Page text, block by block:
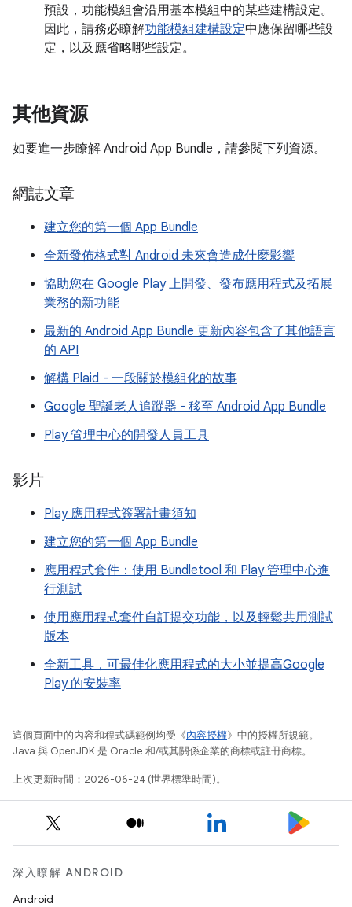
預設，功能模組會沿用基本模組中的某些建構設定。
因此，請務必瞭解功能模組建構設定中應保留哪些設
定，以及應省略哪些設定。
其他資源
如要進一步瞭解 Android App Bundle，請參閱下列資源。
網誌文章
建立您的第一個 App Bundle
全新發佈格式對 Android 未來會造成什麼影響
協助您在 Google Play 上開發、發布應用程式及拓展
業務的新功能
最新的 Android App Bundle 更新內容包含了其他語言
的 API
解構 Plaid - 一段關於模組化的故事
Google 聖誕老人追蹤器 - 移至 Android App Bundle
Play 管理中心的開發人員工具
影片
Play 應用程式簽署計畫須知
建立您的第一個 App Bundle
應用程式套件：使用 Bundletool 和 Play 管理中心進
行測試
使用應用程式套件自訂提交功能，以及輕鬆共用測試
版本
全新工具，可最佳化應用程式的大小並提高Google
Play 的安裝率
這個頁面中的內容和程式碼範例均受《內容授權》中的授權所規範。
Java 與 OpenJDK 是 Oracle 和/或其關係企業的商標或註冊商標。
上次更新時間：2026-06-24 (世界標準時間)。
深入瞭解 ANDROID
Android